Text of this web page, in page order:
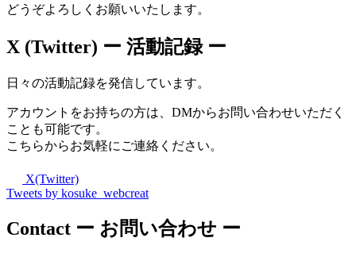
どうぞよろしくお願いいたします。
X (Twitter) ー 活動記録 ー
日々の活動記録を発信しています。
アカウントをお持ちの方は、DMからお問い合わせいただく
ことも可能です。
こちらからお気軽にご連絡ください。
X(Twitter)
Tweets by kosuke_webcreat
Contact ー お問い合わせ ー